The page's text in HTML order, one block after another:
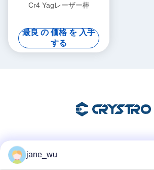
Cr4 Yagレーザー棒
最良 の 価格 を 入手
する
jane_wu